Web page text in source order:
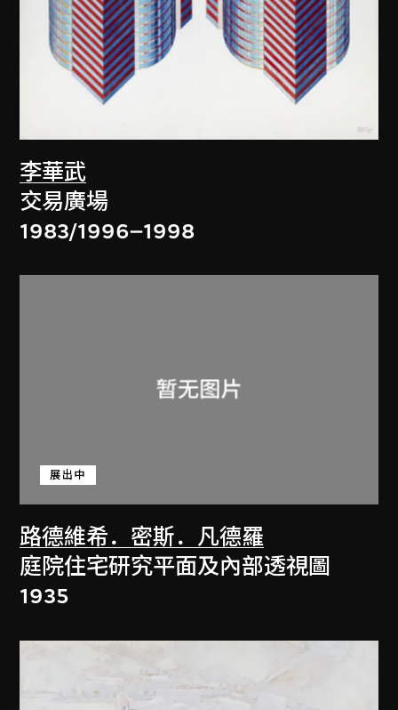
李華武
交易廣場
1983/1996–1998
路德維希．密斯．凡德羅
展出中
庭院住宅研究平面及內部透視圖
1935